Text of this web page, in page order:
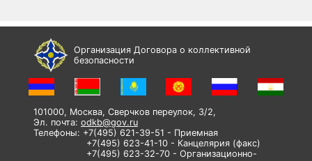
Организация Договора о коллективной
безопасности
101000, Москва, Сверчков переулок, 3/2,
Эл. почта: odkb@gov.ru
Телефоны: +7(495) 621-39-51 - Приемная
+7(495) 623-41-10 - Канцелярия (факс)
+7(495) 623-32-70 - Организационно-